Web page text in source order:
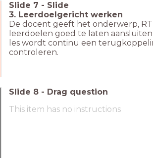
Slide 7 - Slide
3. Leerdoelgericht werken
De docent geeft het onderwerp,
leerdoelen goed te laten
les wordt continu een
controleren.
Slide 8 - Drag question
This item has no instructions